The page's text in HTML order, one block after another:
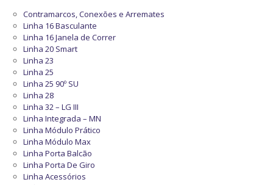
Contramarcos, Conexões e Arremates
Linha 16 Basculante
Linha 16 Janela de Correr
Linha 20 Smart
Linha 23
Linha 25
Linha 25 90º SU
Linha 28
Linha 32 – LG III
Linha Integrada – MN
Linha Módulo Prático
Linha Módulo Max
Linha Porta Balcão
Linha Porta De Giro
Linha Acessórios